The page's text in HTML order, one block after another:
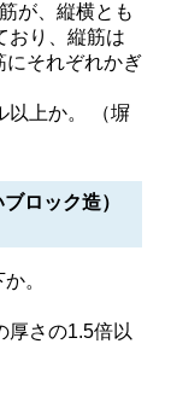
が、縦横とも
おり、縦筋は
にそれぞれかぎ
以上か。 （塀
ロック造）
。
厚さの1.5倍以